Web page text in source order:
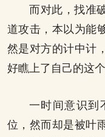
而对此，找准
道攻击，本以为能
然是对方的计中计
好瞧上了自己的这
一时间意识到
位，然而却是被叶